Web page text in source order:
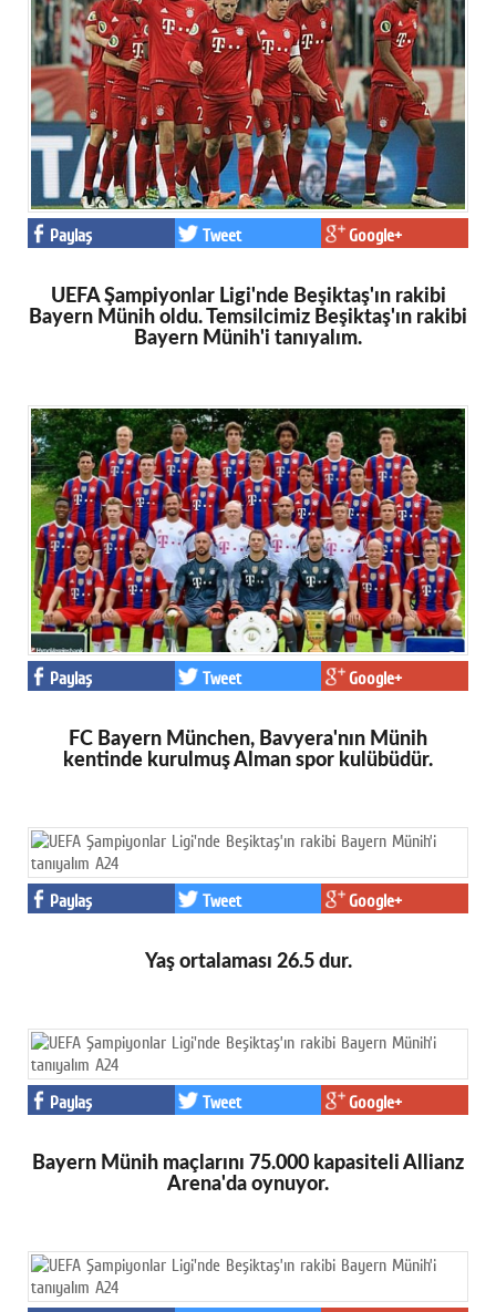
Paylaş Tweet Google+
UEFA Şampiyonlar Ligi'nde Beşiktaş'ın rakibi
Bayern Münih oldu. Temsilcimiz Beşiktaş'ın rakibi
Bayern Münih'i tanıyalım.
Paylaş Tweet Google+
FC Bayern München, Bavyera'nın Münih
kentinde kurulmuş Alman spor kulübüdür.
Paylaş Tweet Google+
Yaş ortalaması 26.5 dur.
Paylaş Tweet Google+
Bayern Münih maçlarını 75.000 kapasiteli Allianz
Arena'da oynuyor.